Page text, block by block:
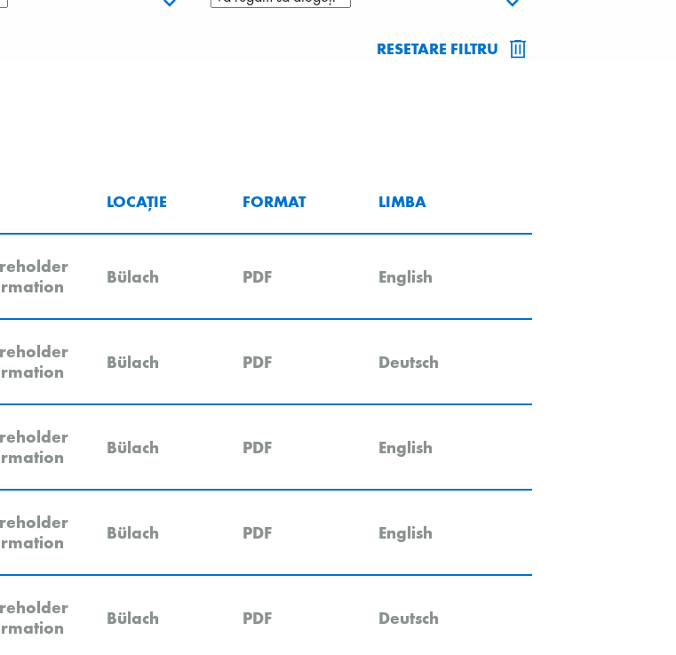
RESETARE FILTRU
LOCAȚIE FORMAT LIMBA
Bülach PDF English
Bülach PDF Deutsch
Bülach PDF English
Bülach PDF English
Bülach PDF Deutsch